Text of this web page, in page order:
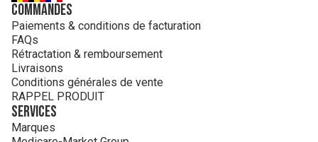
Commandes
Paiements & conditions de facturation
FAQs
Rétractation & remboursement
Livraisons
Conditions générales de vente
RAPPEL PRODUIT
Services
Marques